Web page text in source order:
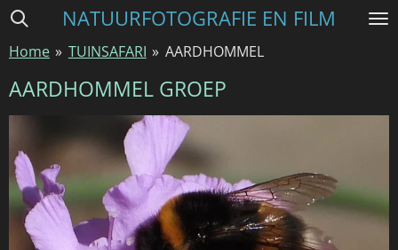
Ga
naar
de
NATUURFOTOGRAFIE EN FILM
Home » TUINSAFARI » AARDHOMMEL
AARDHOMMEL GROEP